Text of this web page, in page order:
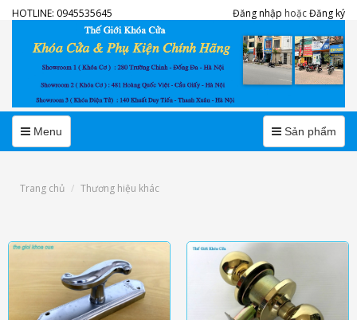
HOTLINE: 0945535645 Đăng nhập hoặcĐăng ký
MenuMenu MenuSản phẩm
Trang chủ Thương hiệu khác